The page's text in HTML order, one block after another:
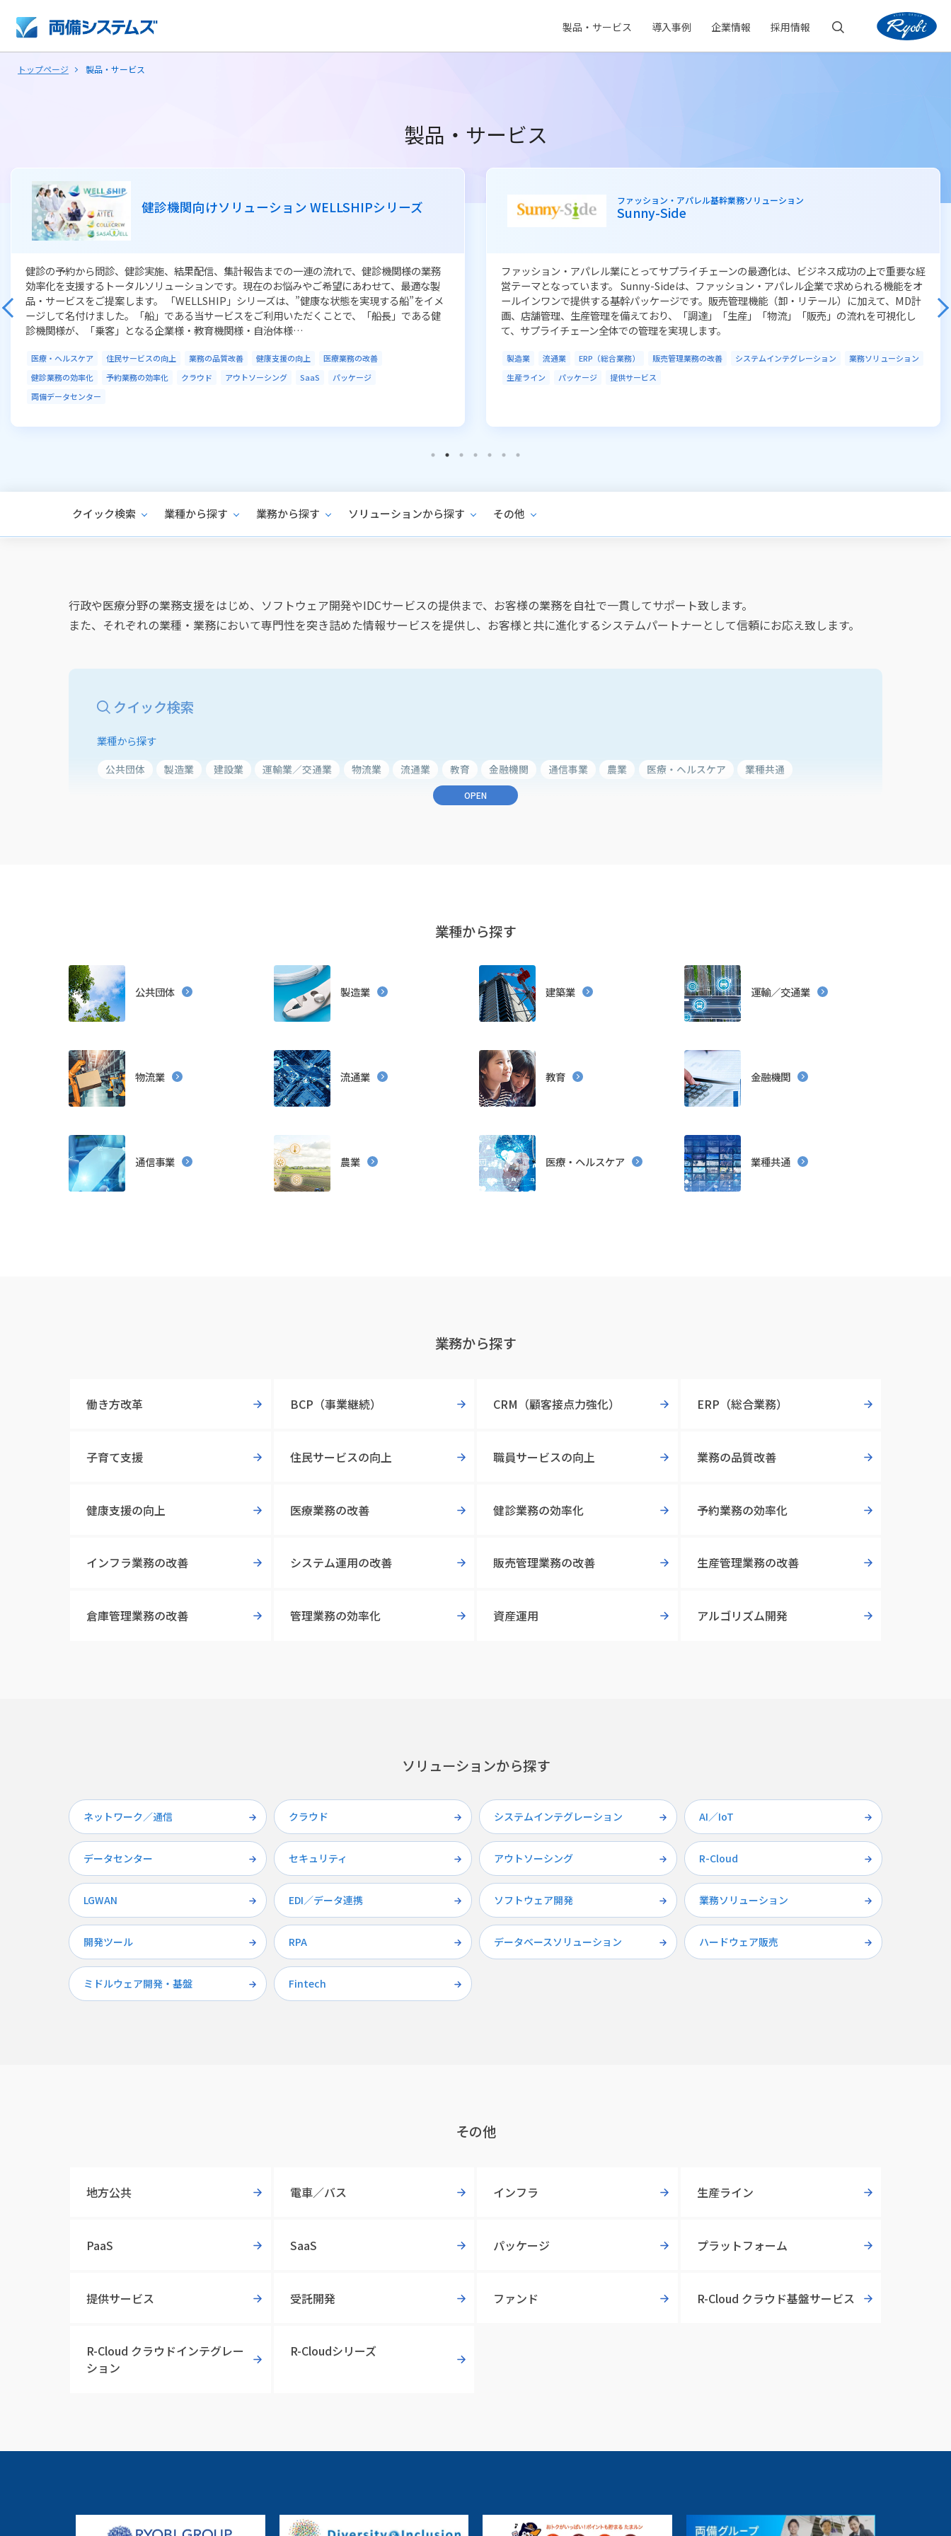
製品・サービス 導入事例 企業情報 採用情報
トップページ 製品・サービス
製品・サービス
ファッション・アパレル基幹業務ソリューション
Sunny-Side
ファッション・アパレル業にとってサプライチェーンの最適化は、ビジネス成功の上で重要な経
営テーマとなっています。 Sunny-Sideは、ファッション・アパレル企業で求められる機能をオ
ールインワンで提供する基幹パッケージです。販売管理機能（卸・リテール）に加えて、MD計
画、店舗管理、生産管理を備えており、「調達」「生産」「物流」「販売」の流れを可視化し
て、サプライチェーン全体での管理を実現します。
製造業 流通業 ERP（総合業務） 販売管理業務の改善 システムインテグレーション
業務ソリューション
生産ライン
パッケージ 提供サービス
学校向けアプリケーション・保護者連絡ツール
保護者連絡システム
『保護者連絡システム』は、学校・保護者・地域をつなぎ、大切な情報をお届けします。保護者
はお子さまの健康状態、出欠連絡を学校に送信できます。学校は、保護者からの連絡確認に加
え、お便りやアンケートを配信できます。また、保護者からの出欠連絡などは、統合型校務支援
システム『RYOBI-校支援』に自動で連携されます。
クイック検索 業種から探す 業務から探す ソリューションから探す その他
行政や医療分野の業務支援をはじめ、ソフトウェア開発やIDCサービスの提供まで、お客様の業務を自社で一貫してサポート致します。
また、それぞれの業種・業務において専門性を突き詰めた情報サービスを提供し、お客様と共に進化するシステムパートナーとして信頼にお応え致します。
クイック検索
業種から探す
公共団体 製造業 建設業 運輸業／交通業 物流業 流通業 教育 金融機関 通信事業 農業 医療・ヘルスケア 業種共通
ネットワーク／通信 システムインテグレーション データセンター アウトソーシング
EDI／データ連携
ソフトウェア開発 業務ソリューション RPA データベースソリューション
ハードウェア販売
ミドルウェア開発・基盤
その他
地方公共 電車／バス 生産ライン PaaS パッケージ プラットフォーム 受託開発
ファンド
R-Cloud クラウド基盤サービス
R-Cloud クラウドインテグレーション
OPEN
業種から探す
公共団体 製造業 建築業 運輸／交通業
物流業 流通業 教育 金融機関
通信事業 農業 医療・ヘルスケア 業種共通
業務から探す
働き方改革 BCP（事業継続） CRM（顧客接点力強化） ERP（総合業務）
子育て支援 住民サービスの向上 職員サービスの向上 業務の品質改善
健康支援の向上 医療業務の改善 健診業務の効率化 予約業務の効率化
インフラ業務の改善 システム運用の改善 販売管理業務の改善 生産管理業務の改善
倉庫管理業務の改善 管理業務の効率化 資産運用 アルゴリズム開発
ソリューションから探す
ネットワーク／通信 クラウド システムインテグレーション AI／IoT
データセンター セキュリティ アウトソーシング R-Cloud
LGWAN EDI／データ連携 ソフトウェア開発 業務ソリューション
開発ツール RPA データベースソリューション ハードウェア販売
ミドルウェア開発・基盤 Fintech
その他
地方公共 電車／バス インフラ 生産ライン
PaaS SaaS パッケージ プラットフォーム
提供サービス 受託開発 ファンド R-Cloud クラウド基盤サービス
R-Cloud クラウドインテグレー
ション
R-Cloudシリーズ